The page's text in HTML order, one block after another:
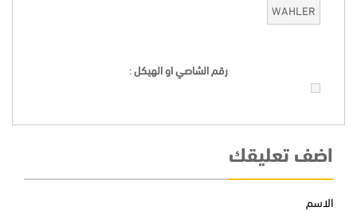
WAHLER
رقم الشاصي او الهيكل:
اضف تعليقك
الاسم